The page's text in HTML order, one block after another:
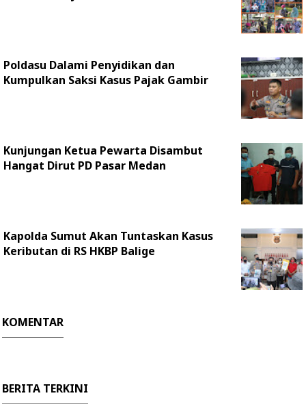
Poldasu Dalami Penyidikan dan
Kumpulkan Saksi Kasus Pajak Gambir
Kunjungan Ketua Pewarta Disambut
Hangat Dirut PD Pasar Medan
Kapolda Sumut Akan Tuntaskan Kasus
Keributan di RS HKBP Balige
KOMENTAR
BERITA TERKINI